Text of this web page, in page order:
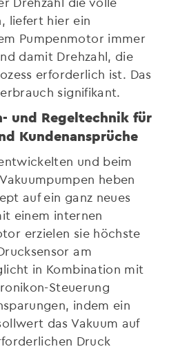
liefert hier ein
Pumpenmotor immer
damit Drehzahl, die
erforderlich ist. Das
signifikant.
und Regeltechnik für
Kundenansprüche
und beim
heben
auf ein ganz neues
einem internen
erzielen sie höchste
am
in Kombination mit
Steuerung
indem ein
das Vakuum auf
Druck